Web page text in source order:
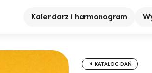
Kalendarz i harmonogram
KATALOG DAŃ